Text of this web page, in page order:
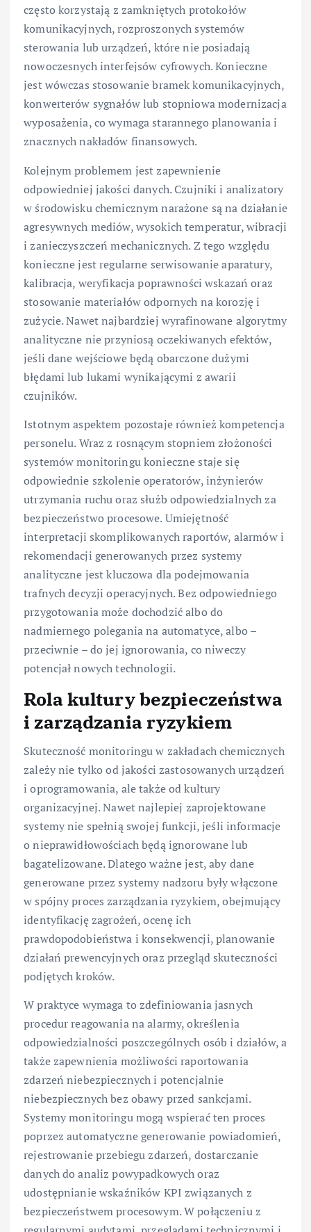
często korzystają z zamkniętych protokołów
komunikacyjnych, rozproszonych systemów
sterowania lub urządzeń, które nie posiadają
nowoczesnych interfejsów cyfrowych. Konieczne
jest wówczas stosowanie bramek komunikacyjnych,
konwerterów sygnałów lub stopniowa modernizacja
wyposażenia, co wymaga starannego planowania i
znacznych nakładów finansowych.
Kolejnym problemem jest zapewnienie
odpowiedniej jakości danych. Czujniki i analizatory
w środowisku chemicznym narażone są na działanie
agresywnych mediów, wysokich temperatur, wibracji
i zanieczyszczeń mechanicznych. Z tego względu
konieczne jest regularne serwisowanie aparatury,
kalibracja, weryfikacja poprawności wskazań oraz
stosowanie materiałów odpornych na korozję i
zużycie. Nawet najbardziej wyrafinowane algorytmy
analityczne nie przyniosą oczekiwanych efektów,
jeśli dane wejściowe będą obarczone dużymi
błędami lub lukami wynikającymi z awarii
czujników.
Istotnym aspektem pozostaje również kompetencja
personelu. Wraz z rosnącym stopniem złożoności
systemów monitoringu konieczne staje się
odpowiednie szkolenie operatorów, inżynierów
utrzymania ruchu oraz służb odpowiedzialnych za
bezpieczeństwo procesowe. Umiejętność
interpretacji skomplikowanych raportów, alarmów i
rekomendacji generowanych przez systemy
analityczne jest kluczowa dla podejmowania
trafnych decyzji operacyjnych. Bez odpowiedniego
przygotowania może dochodzić albo do
nadmiernego polegania na automatyce, albo –
przeciwnie – do jej ignorowania, co niweczy
potencjał nowych technologii.
Rola kultury bezpieczeństwa
i zarządzania ryzykiem
Skuteczność monitoringu w zakładach chemicznych
zależy nie tylko od jakości zastosowanych urządzeń
i oprogramowania, ale także od kultury
organizacyjnej. Nawet najlepiej zaprojektowane
systemy nie spełnią swojej funkcji, jeśli informacje
o nieprawidłowościach będą ignorowane lub
bagatelizowane. Dlatego ważne jest, aby dane
generowane przez systemy nadzoru były włączone
w spójny proces zarządzania ryzykiem, obejmujący
identyfikację zagrożeń, ocenę ich
prawdopodobieństwa i konsekwencji, planowanie
działań prewencyjnych oraz przegląd skuteczności
podjętych kroków.
W praktyce wymaga to zdefiniowania jasnych
procedur reagowania na alarmy, określenia
odpowiedzialności poszczególnych osób i działów, a
także zapewnienia możliwości raportowania
zdarzeń niebezpiecznych i potencjalnie
niebezpiecznych bez obawy przed sankcjami.
Systemy monitoringu mogą wspierać ten proces
poprzez automatyczne generowanie powiadomień,
rejestrowanie przebiegu zdarzeń, dostarczanie
danych do analiz powypadkowych oraz
udostępnianie wskaźników KPI związanych z
bezpieczeństwem procesowym. W połączeniu z